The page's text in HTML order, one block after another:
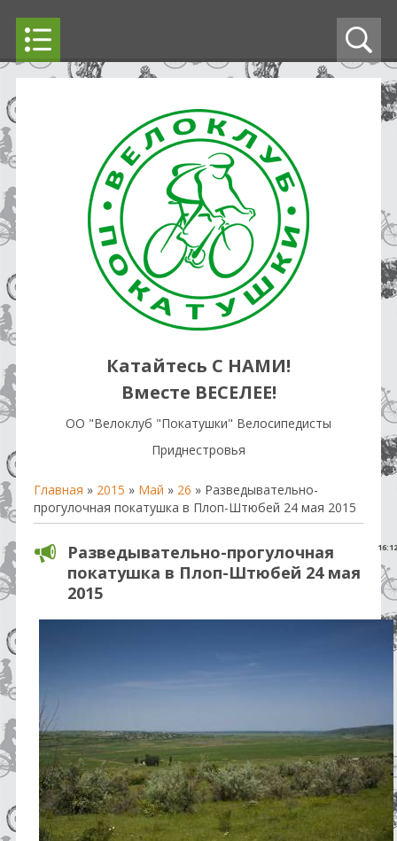
Катайтесь С НАМИ!
Вместе ВЕСЕЛЕЕ!
OO "Велоклуб "Покатушки" Велосипедисты
Приднестровья
Главная » 2015 » Май » 26 » Разведывательно-
прогулочная покатушка в Плоп-Штюбей 24 мая 2015
16:12
Разведывательно-прогулочная
покатушка в Плоп-Штюбей 24 мая
2015